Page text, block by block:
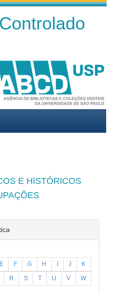
E HISTÓRICOS
E F G H I J K
R S T U V W